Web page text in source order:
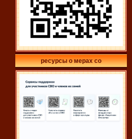
ресурсы о мерах со